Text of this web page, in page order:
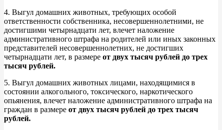
4. Выгул домашних животных, требующих особой
ответственности собственника, несовершеннолетними, не
достигшими четырнадцати лет, влечет наложение
административного штрафа на родителей или иных законных
представителей несовершеннолетних, не достигших
четырнадцати лет, в размере от двух тысяч рублей до трех
тысяч рублей.
5. Выгул домашних животных лицами, находящимися в
состоянии алкогольного, токсического, наркотического
опьянения, влечет наложение административного штрафа на
граждан в размере от двух тысяч рублей до трех тысяч
рублей.